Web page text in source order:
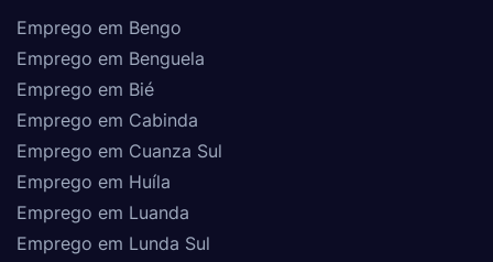
Emprego em Bengo
Emprego em Benguela
Emprego em Bié
Emprego em Cabinda
Emprego em Cuanza Sul
Emprego em Huíla
Emprego em Luanda
Emprego em Lunda Sul